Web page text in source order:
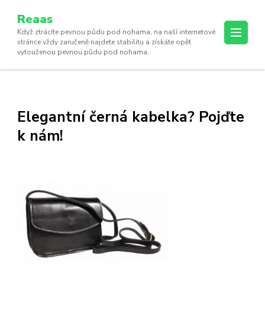
Reaas
Když ztrácíte pevnou půdu pod nohama, na naší internetové
stránce vždy zaručeně najdete stabilitu a získáte opět
vytouženou pevnou půdu pod nohama.
Elegantní černá kabelka? Pojďte
k nám!